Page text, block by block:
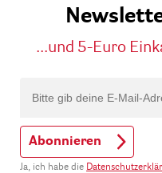
...und 5-Euro
Abonnieren
Ja, ich habe die